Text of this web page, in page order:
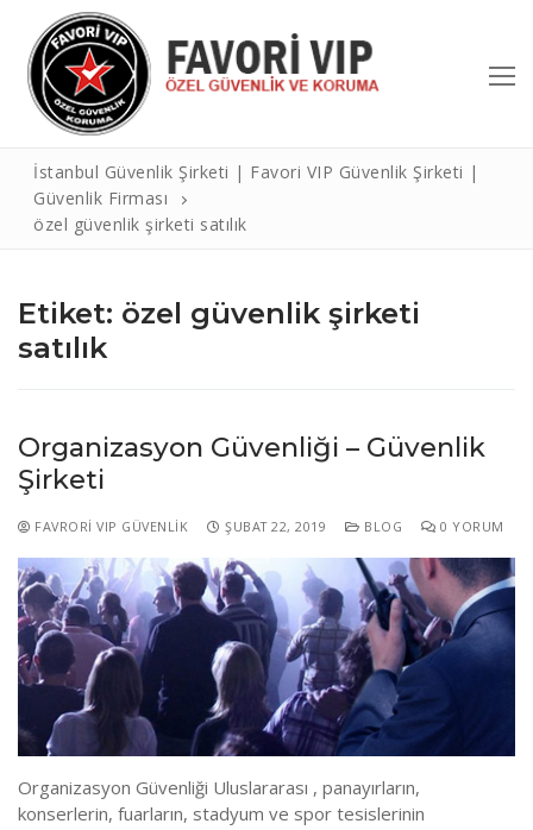
Arama:
Hizmetlerimiz
Blog
Linkler
Sınav Yerleri
ÖGG Randevu
Çıkmış Sınav Sonuları
Sınav Sonuçları(Temel)
İletişim
İstanbul Güvenlik Şirketi | Favori VIP Güvenlik Şirketi |
Güvenlik Firması
özel güvenlik şirketi satılık
Etiket: özel güvenlik şirketi
satılık
Organizasyon Güvenliği – Güvenlik
Şirketi
FAVRORI VIP GÜVENLIK ŞUBAT 22, 2019 BLOG 0 YORUM
Organizasyon Güvenliği Uluslararası , panayırların,
konserlerin, fuarların, stadyum ve spor tesislerinin